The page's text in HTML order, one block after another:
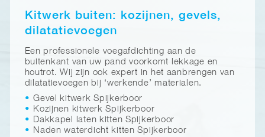
Kitwerk buiten: kozijnen, gevels,
dilatatievoegen
Een professionele voegafdichting aan de
buitenkant van uw pand voorkomt lekkage en
houtrot. Wij zijn ook expert in het aanbrengen van
dilatatievoegen bij ‘werkende’ materialen.
Gevel kitwerk Spijkerboor
Kozijnen kitwerk Spijkerboor
Dakkapel laten kitten Spijkerboor
Naden waterdicht kitten Spijkerboor